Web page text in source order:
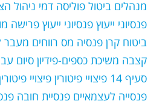
מנהלים ביטול פוליסה דמי ניהול
פנסיוני ייעוץ פנסיוני ייעוץ פרישה
ביטוח קרן פנסיה מס רווחים מעבר
קצבה משיכת כספים-פידיון סיום
סעיף 14
פיצויי פיטורין פיצויי
פנסייה לעצמאיים פנסיית חובה